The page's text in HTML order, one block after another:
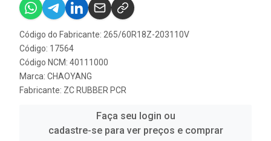
Código do Fabricante: 265/60R18Z-203110V
Código: 17564
Código NCM: 40111000
Marca: CHAOYANG
Fabricante: ZC RUBBER PCR
Faça seu login ou
cadastre-se para ver preços e comprar